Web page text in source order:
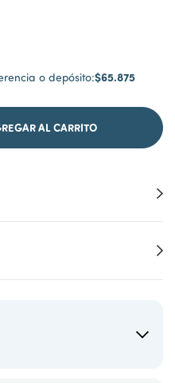
o depósito:$65.875